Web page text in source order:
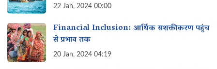
22 Jan, 2024 00:00
Financial Inclusion: आर्थिक सशक्तीकरण पहुंच
से प्रभाव तक
20 Jan, 2024 04:19